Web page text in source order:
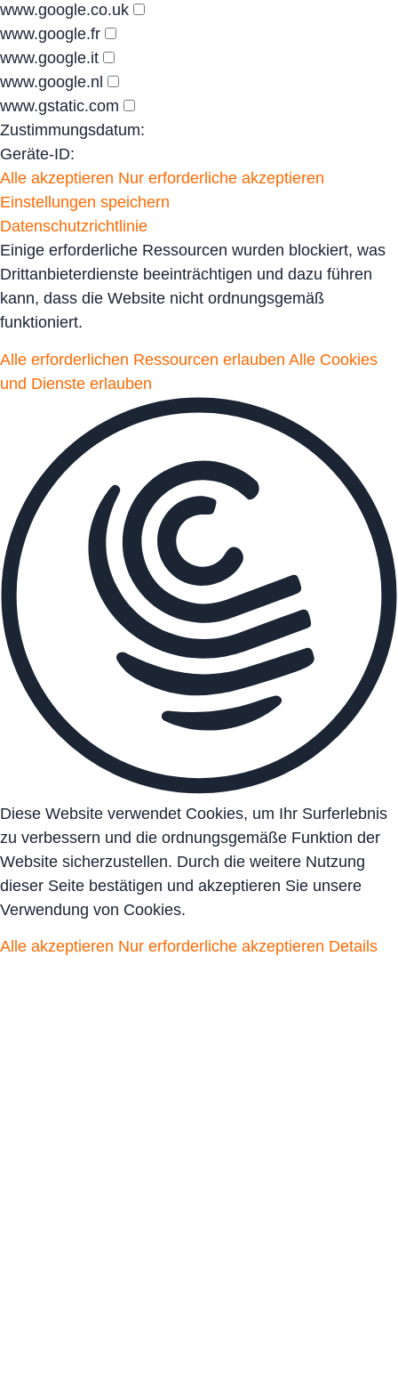
www.google.co.uk
www.google.fr
www.google.it
www.google.nl
www.gstatic.com
Zustimmungsdatum:
Geräte-ID:
Alle akzeptieren Nur erforderliche akzeptieren
Einstellungen speichern
Datenschutzrichtlinie
Einige erforderliche Ressourcen wurden blockiert, was
Drittanbieterdienste beeinträchtigen und dazu führen
kann, dass die Website nicht ordnungsgemäß
funktioniert.
Alle erforderlichen Ressourcen erlauben Alle Cookies
und Dienste erlauben
Diese Website verwendet Cookies, um Ihr Surferlebnis
zu verbessern und die ordnungsgemäße Funktion der
Website sicherzustellen. Durch die weitere Nutzung
dieser Seite bestätigen und akzeptieren Sie unsere
Verwendung von Cookies.
Alle akzeptieren Nur erforderliche akzeptieren Details